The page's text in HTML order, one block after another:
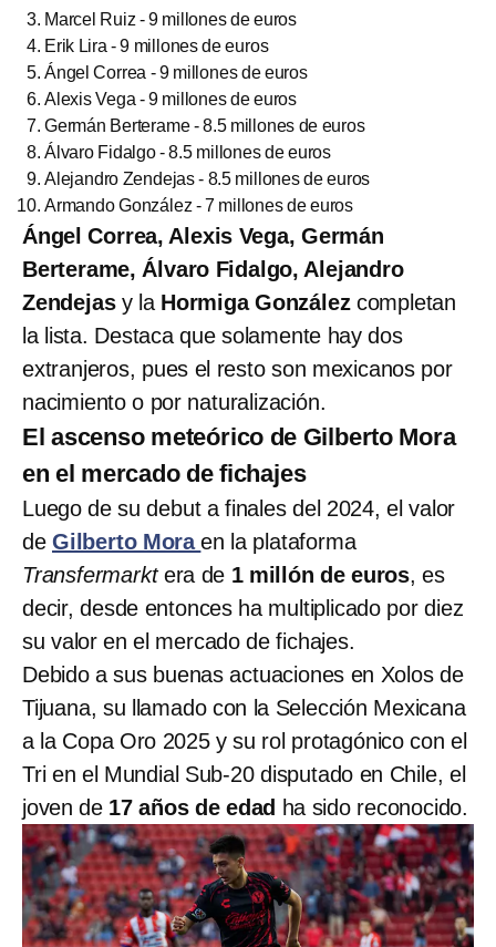
Marcel Ruiz - 9 millones de euros
Erik Lira - 9 millones de euros
Ángel Correa - 9 millones de euros
Alexis Vega - 9 millones de euros
Germán Berterame - 8.5 millones de euros
Álvaro Fidalgo - 8.5 millones de euros
Alejandro Zendejas - 8.5 millones de euros
Armando González - 7 millones de euros
Ángel Correa, Alexis Vega, Germán
Berterame, Álvaro Fidalgo, Alejandro
Zendejasy la Hormiga Gonzálezcompletan
la lista. Destaca que solamente hay dos
extranjeros, pues el resto son mexicanos por
nacimiento o por naturalización.
El ascenso meteórico de Gilberto Mora
en el mercado de fichajes
Luego de su debut a finales del 2024, el valor
de Gilberto Moraen la plataforma
Transfermarktera de 1 millón de euros, es
decir, desde entonces ha multiplicado por diez
su valor en el mercado de fichajes.
Debido a sus buenas actuaciones en Xolos de
Tijuana, su llamado con la Selección Mexicana
a la Copa Oro 2025 y su rol protagónico con el
Tri en el Mundial Sub-20 disputado en Chile, el
joven de 17 años de edad ha sido reconocido.